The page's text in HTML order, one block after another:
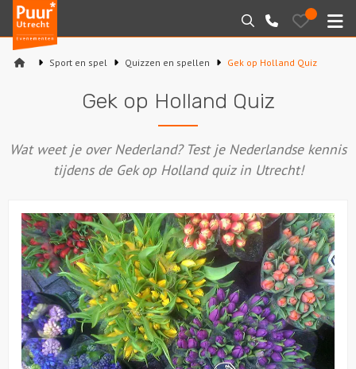
Puur*
Utrecht
bedrijfsuitjes
Zoeken
030-
2145099
Bewaarde
uitjes
Arrangementen
Varen
Workshops
Rondleidingen
Locaties
Feesten
Sport en spel Quizzen en spellen Gek op Holland Quiz
Gek op Holland Quiz
Wat weet je over Nederland? Test je Nederlandse kennis
tijdens de Gek op Holland quiz in Utrecht!